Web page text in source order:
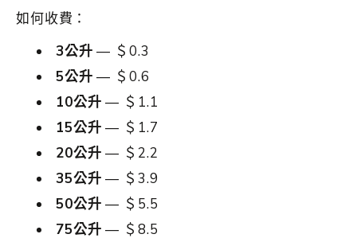
如何收費：
3公升 — ＄0.3
5公升 — ＄0.6
10公升 — ＄1.1
15公升 — ＄1.7
20公升 — ＄2.2
35公升 — ＄3.9
50公升 — ＄5.5
75公升 — ＄8.5